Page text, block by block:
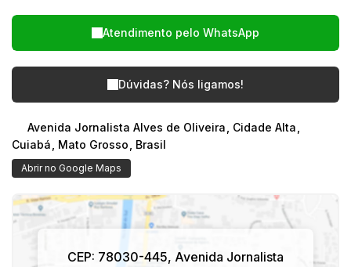
Atendimento pelo WhatsApp
Dúvidas? Nós ligamos!
Avenida Jornalista Alves de Oliveira Cidade Alta
Cuiabá
Mato Grosso Brasil
Abrir no Google Maps
CEP: 78030-445, Avenida Jornalista